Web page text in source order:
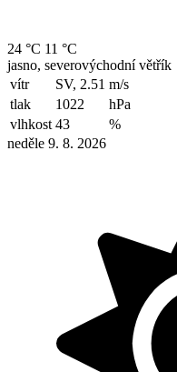
24 °C 11 °C
jasno, severovýchodní větřík
vítr
SV, 2.51 m/s
tlak
1022
hPa
vlhkost 43
%
neděle 9. 8. 2026